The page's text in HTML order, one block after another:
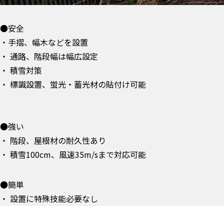
●安全
・手摺、幅木などを設置
・ 通路、階段幅は幅広設定
・ 積雪対策
・ 標識設置、蛍光・蓄光材の貼付け可能
●強い
・ 階段、屋根材の耐久性あり
・ 積雪100cm、風速35m/sまで対応可能
●簡単
・ 設置に特殊技能必要なし